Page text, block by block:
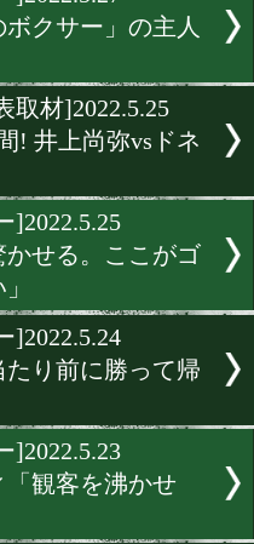
ュー]2022.5.27
に乗り込む覚悟!
足のボクサー」の
!
代表取材
2週間! 井上尚弥vs
ュー]2022.5.25
「驚かせる。ここ
い」